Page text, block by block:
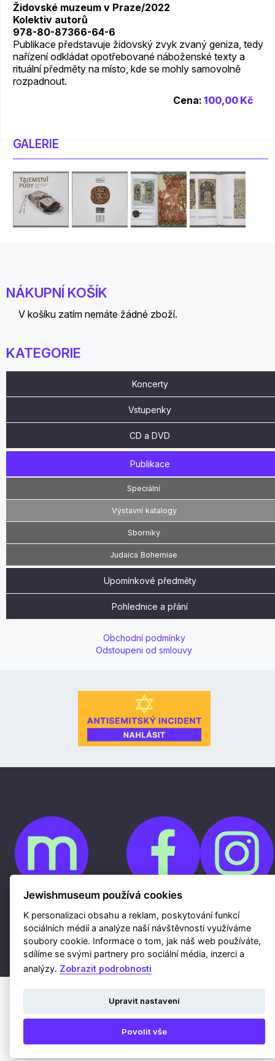
Židovské muzeum v Praze/2022
Kolektiv autorů
978-80-87366-64-6
Publikace představuje židovský zvyk zvaný geniza, tedy
nařízení odkládat opotřebované náboženské texty a
rituální předměty na místo, kde se mohly samovolně
rozpadnout.
Cena: 100,00 Kč
GALERIE
NÁKUPNÍ KOŠÍK
V košíku zatím nemáte žádné zboží.
KATEGORIE
Koncerty
Vstupenky
CD a DVD
Publikace
Speciální
Výstavní katalogy
Sborníky
Judaica Bohemiae
Upomínkové předměty
Pohlednice a přání
Obchodní podmínky
Odstoupeni od smlouvy
Cookies
Ochrana osobních údajů
Whistleblowing
Kontakty
Mapa webu
Webdesign a hosting Nux s.r.o. | RSS
Jewishmuseum používá cookies
K personalizaci obsahu a reklam, poskytování funkcí
sociálních médií a analýze naší návštěvnosti využíváme
soubory cookie. Informace o tom, jak náš web používáte,
sdílíme se svými partnery pro sociální média, inzerci a
analýzy. Zobrazit podrobnosti
Upravit nastavení
Povolit vše